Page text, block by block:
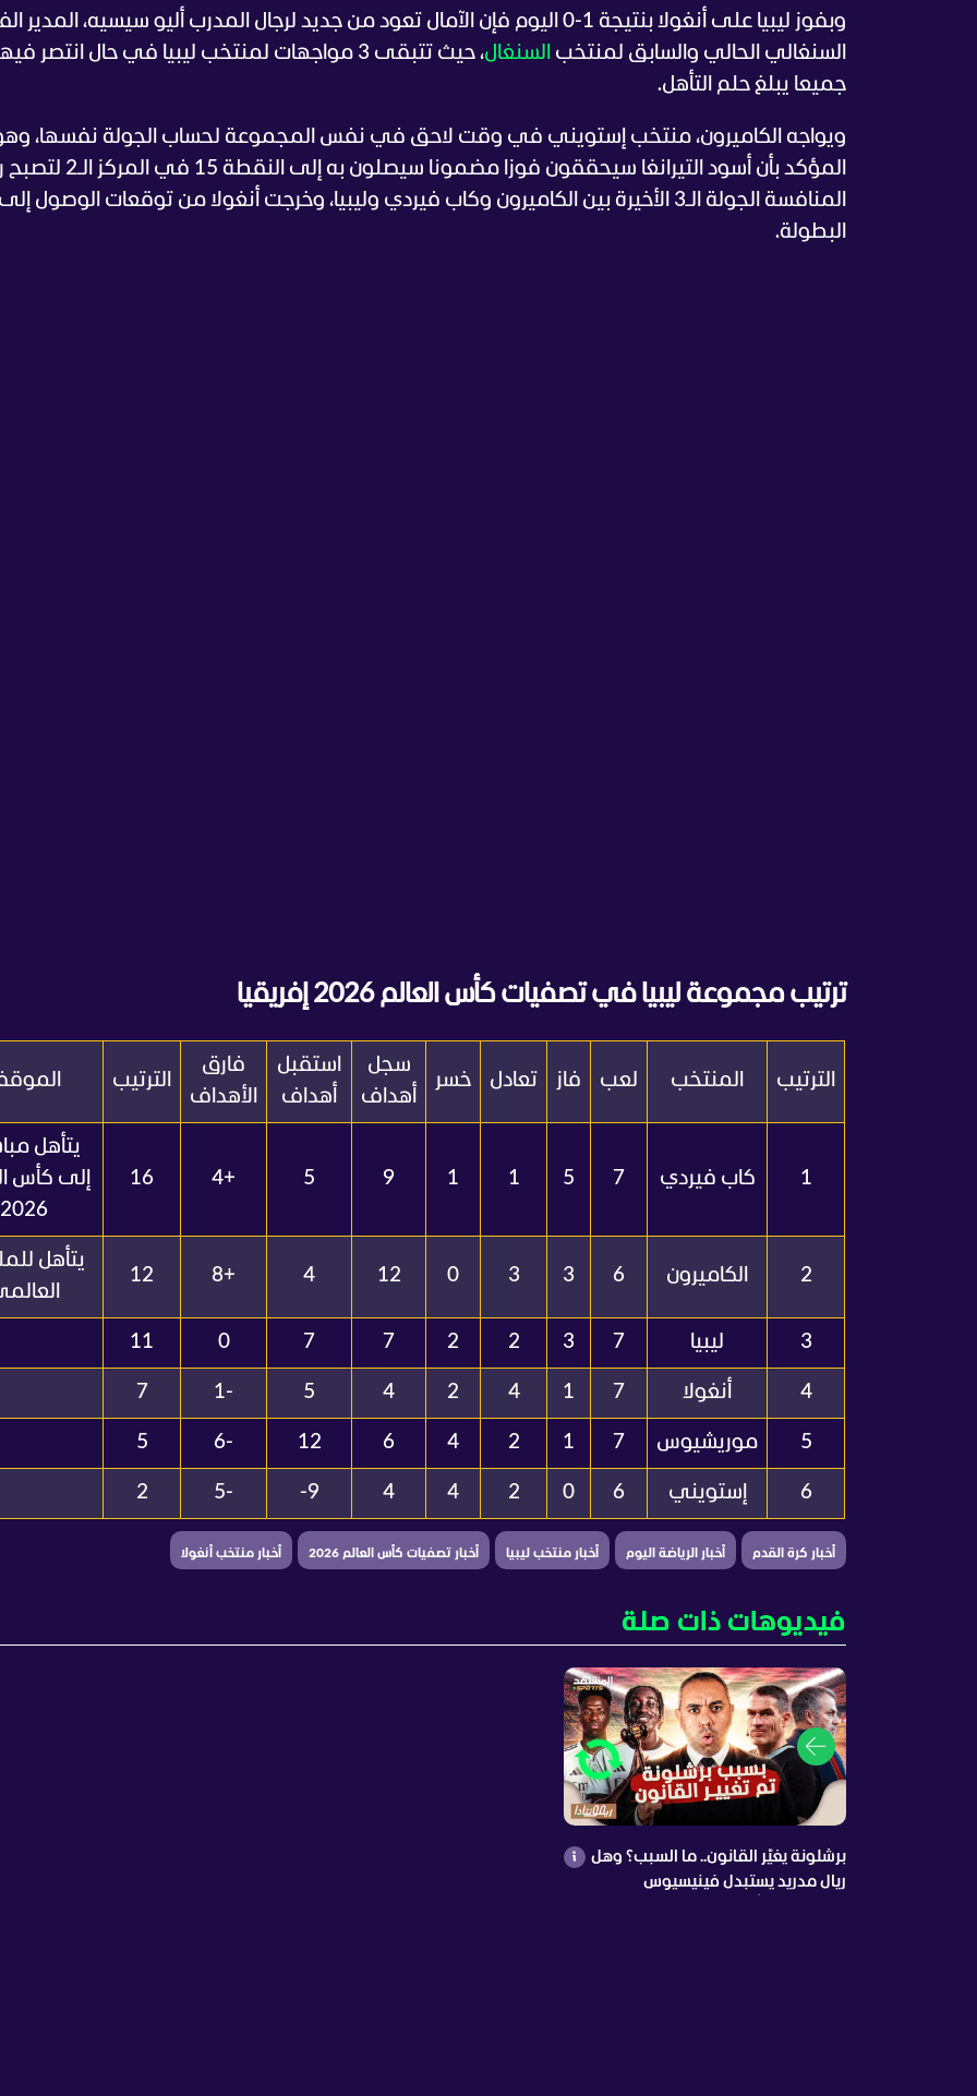
وبفوز ليبيا على أنغولا بنتيجة 1-0 اليوم فإن الآمال تعود من جديد لرجال المدرب أليو سيسيه،
السنغالي الحالي والسابق لمنتخب السنغال
، حيث تتبقى 3 مواجهات لمنتخب ليبيا في حال انتصر
جميعا يبلغ حلم التأهل.
ويواجه الكاميرون، منتخب إستويني في وقت لاحق في نفس المجموعة لحساب الجولة نفسها، وهو
المؤكد بأن أسود التيرانغا سيحققون فوزا مضمونا
المنافسة الجولة الـ3 الأخيرة بين الكاميرون وكاب فيردي وليبيا، وخرجت أنغولا من توقعات الوصول
البطولة.
ترتيب مجموعة ليبيا في تصفيات كأس العالم 2026 إفريقيا
الترتيب المنتخب لعب فاز تعادل خسر
سجل
أهداف
استقبل
أهداف
فارق
الأهداف
الترتيب
1 كاب فيردي 7
5
1
1
9
5
+4
16
يتأهل
إلى كأس
2026
2 الكاميرون 6
3
3
0
12
4
+8
12
يتأهل
3 ليبيا 7
3
2
2
7
7
0
11
4 أنغولا 7
1
4
2
4
5
-1
7
5 موريشيوس 7
1
2
4
6
12
-6
5
6 إستويني 6
0
2
4
4
9-
-5
2
أخبار كرة القدم أخبار الرياضة اليوم أخبار منتخب ليبيا أخبار تصفيات كأس العالم 2026 أخبار منتخب أنغولا
فيديوهات ذات صلة
برشلونة يغيّر القانون.. ما السبب؟ وهل
ريال مدريد يستبدل فينيسيوس